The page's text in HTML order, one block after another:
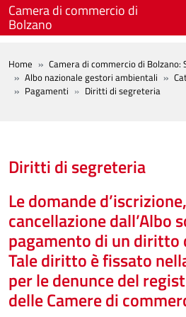
Salta al contenuto principale
Camera di commercio di
Bolzano
BREADCRUMB
Home Camera di commercio di Bolzano:
Albo nazionale gestori ambientali
Pagamenti
Diritti di segreteria
Diritti di segreteria
Le domande
cancellazione dall’Albo
pagamento di un diritto
Tale diritto è fissato
per le denunce del
delle Camere di